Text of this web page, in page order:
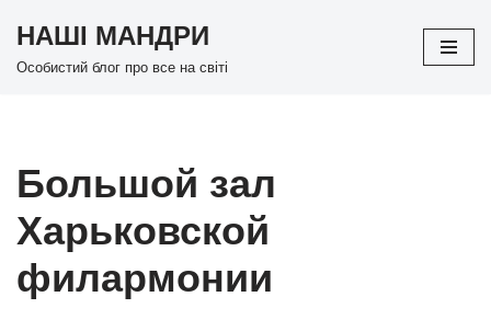
Перейти
НАШІ МАНДРИ
Особистий блог про все на світі
Большой зал
Харьковской
филармонии